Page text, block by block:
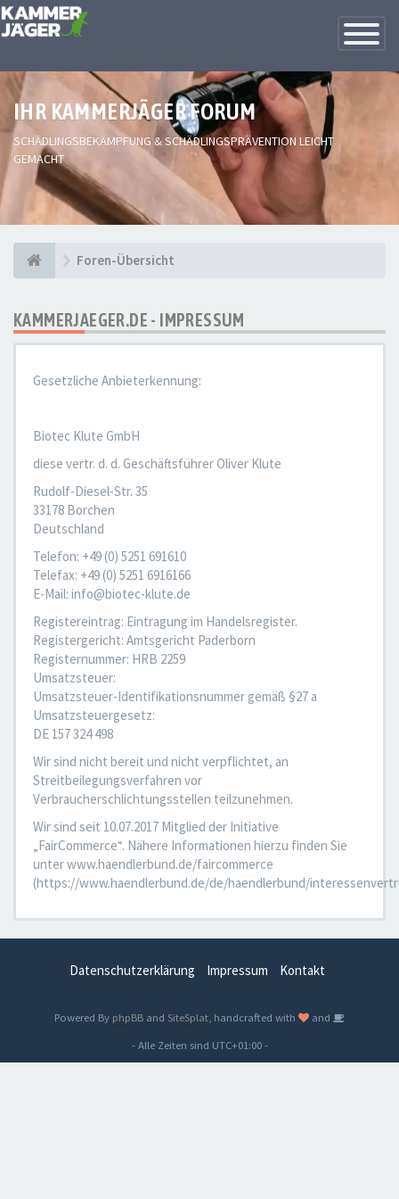
Toggle
IHR KAMMERJÄGER FORUM
SCHÄDLINGSBEKÄMPFUNG & SCHÄDLINGSPRÄVENTION LEICHT
GEMACHT
Foren-Übersicht
KAMMERJAEGER.DE - IMPRESSUM
Gesetzliche Anbieterkennung:
Biotec Klute GmbH
diese vertr. d. d. Geschäftsführer Oliver Klute
Rudolf-Diesel-Str. 35
33178 Borchen
Deutschland
Telefon: +49 (0) 5251 691610
Telefax: +49 (0) 5251 6916166
E-Mail: info@biotec-klute.de
Registereintrag: Eintragung im Handelsregister.
Registergericht: Amtsgericht Paderborn
Registernummer: HRB 2259
Umsatzsteuer:
Umsatzsteuer-Identifikationsnummer gemäß §27 a
Umsatzsteuergesetz:
DE 157 324 498
Wir sind nicht bereit und nicht verpflichtet, an
Streitbeilegungsverfahren vor
Verbraucherschlichtungsstellen teilzunehmen.
Wir sind seit 10.07.2017 Mitglied der Initiative
„FairCommerce“. Nähere Informationen hierzu finden Sie
unter www.haendlerbund.de/faircommerce
(https://www.haendlerbund.de/de/haendlerbund/
Datenschutzerklärung Impressum Kontakt
Powered By phpBB and SiteSplat , handcrafted with
and
- Alle Zeiten sind UTC+01:00-